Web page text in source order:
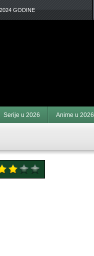
GODINE
Serije u 2026 Anime u 2026